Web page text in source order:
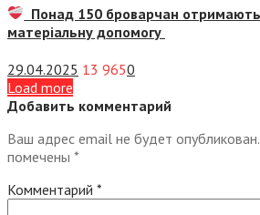
Понад 150 броварчан
матеріальну допомогу
29.04.2025 13 9650
Load more
Добавить комментарий
Ваш адрес email не будет опубликован.
помечены *
Комментарий *